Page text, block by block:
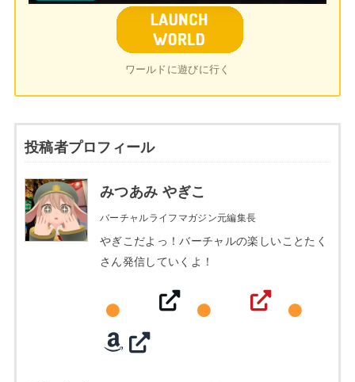
ワールドに遊びに行く
投稿者プロフィール
みつあみ やぎこ
バーチャルライフマガジン元編集長
やぎこだよっ！バーチャルの楽しいことたく
さん発信していくよ！